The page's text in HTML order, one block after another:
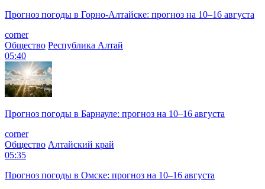
Прогноз погоды в Горно-Алтайске: прогноз на 10–16 августа
corner
Общество Республика Алтай
05:40
Прогноз погоды в Барнауле: прогноз на 10–16 августа
corner
Общество Алтайский край
05:35
Прогноз погоды в Омске: прогноз на 10–16 августа